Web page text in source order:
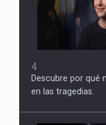
4
Descubre por qué
en las tragedias.